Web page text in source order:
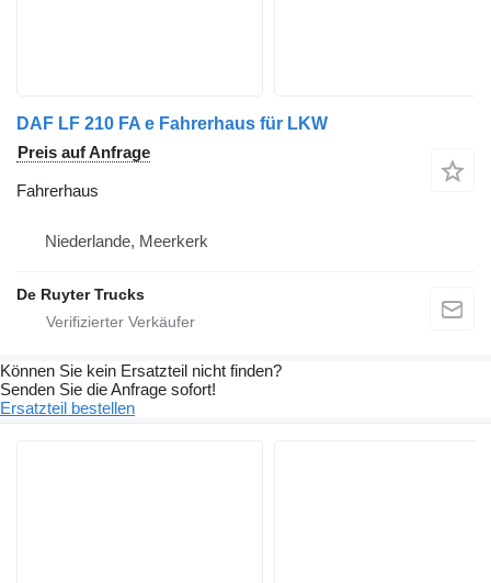
DAF LF 210 FA e Fahrerhaus für LKW
Preis auf Anfrage
Fahrerhaus
Niederlande, Meerkerk
De Ruyter Trucks
Können Sie kein Ersatzteil nicht finden?
Senden Sie die Anfrage sofort!
Ersatzteil bestellen